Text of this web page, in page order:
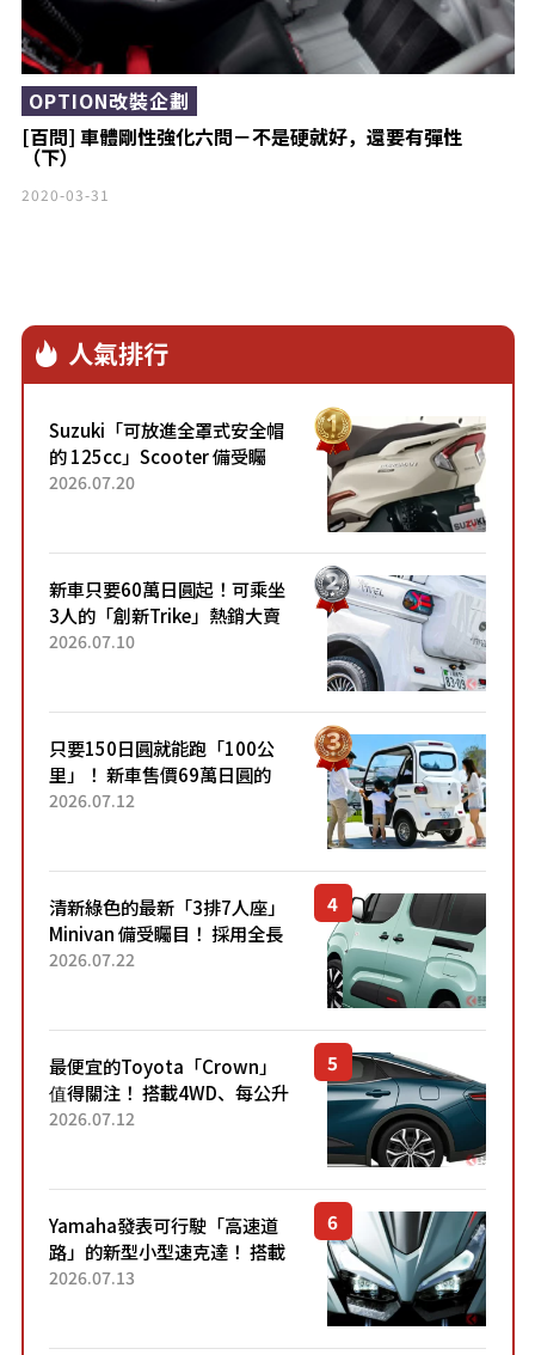
[百問] 車體剛性強化六問－不是硬就好，還要有彈性
（下）
OPTION改裝企劃
2020-03-31
人氣排行
Suzuki「可放進全罩式安全帽
的 125cc」Scooter 備受矚
目！採用全新流線設計與各項
2026.07.20
新車只要60萬日圓起！可乘坐
3人的「創新Trike」熱銷大賣
成為人氣車款！「養車成本真
2026.07.10
只要150日圓就能跑「100公
里」！ 新車售價69萬日圓的
「3人座」Trike大受歡迎！ 順
2026.07.12
清新綠色的最新「3排7人座」
Minivan 備受矚目！ 採用全長
4.7公尺剛剛好的車身尺寸與
2026.07.22
最便宜的Toyota「Crown」
值得關注！ 搭載4WD、每公升
22.4公里低油耗表現超亮眼！
2026.07.12
Yamaha發表可行駛「高速道
路」的新型小型速克達！ 搭載
能享受超強勁「渦輪感」的動
2026.07.13